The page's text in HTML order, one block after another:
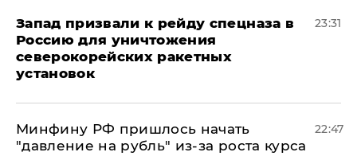
Запад призвали к рейду спецназа в
Россию для уничтожения
северокорейских ракетных
установок
23:31
Минфину РФ пришлось начать
"давление на рубль" из-за роста курса
22:47